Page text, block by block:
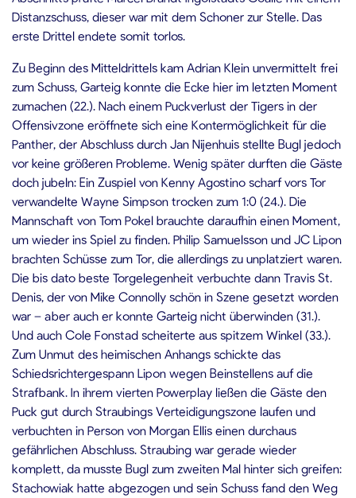
Distanzschuss, dieser war mit dem Schoner zur Stelle. Das
erste Drittel endete somit torlos.
Zu Beginn des Mitteldrittels kam Adrian Klein unvermittelt frei
zum Schuss, Garteig konnte die Ecke hier im letzten Moment
zumachen (22.). Nach einem Puckverlust der Tigers in der
Offensivzone eröffnete sich eine Kontermöglichkeit für die
Panther, der Abschluss durch Jan Nijenhuis stellte Bugl jedoch
vor keine größeren Probleme. Wenig später durften die Gäste
doch jubeln: Ein Zuspiel von Kenny Agostino scharf vors Tor
verwandelte Wayne Simpson trocken zum 1:0 (24.). Die
Mannschaft von Tom Pokel brauchte daraufhin einen Moment,
um wieder ins Spiel zu finden. Philip Samuelsson und JC Lipon
brachten Schüsse zum Tor, die allerdings zu unplatziert waren.
Die bis dato beste Torgelegenheit verbuchte dann Travis St.
Denis, der von Mike Connolly schön in Szene gesetzt worden
war – aber auch er konnte Garteig nicht überwinden (31.).
Und auch Cole Fonstad scheiterte aus spitzem Winkel (33.).
Zum Unmut des heimischen Anhangs schickte das
Schiedsrichtergespann Lipon wegen Beinstellens auf die
Strafbank. In ihrem vierten Powerplay ließen die Gäste den
Puck gut durch Straubings Verteidigungszone laufen und
verbuchten in Person von Morgan Ellis einen durchaus
gefährlichen Abschluss. Straubing war gerade wieder
komplett, da musste Bugl zum zweiten Mal hinter sich greifen:
Stachowiak hatte abgezogen und sein Schuss fand den Weg